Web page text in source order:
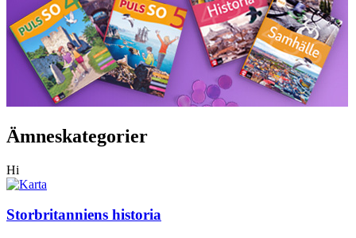
Ämneskategorier
Hi
Storbritanniens historia